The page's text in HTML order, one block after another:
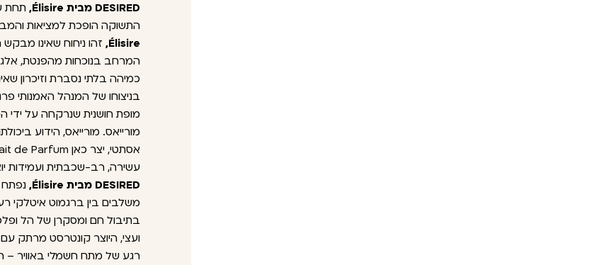
DESIRED מבית Élisire,
תחת
התשוקה הופכת למציאות
Élisire, זהו ניחוח שאינו
המרחב בנוכחות מהפנטת,
כמיהה בלתי נסברת וזיכרון
בניצוחו של המנהל האמנותי
מופת חושנית שנרקחה על
מורייאס. מורייאס, הידוע
עשירה, רב-שכבתית ועמידות
DESIRED מבית Élisire,
נפתח
משלבים בין ברגמוט איטלקי
בתיבול חם ומסקרן של הל
ועצי, היוצר קונטרסט מרתק
רגע של מתח חשמלי באוויר –